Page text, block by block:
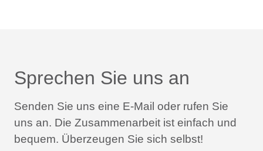
Sprechen Sie uns an
Senden Sie uns eine E-Mail oder rufen Sie
uns an. Die Zusammenarbeit ist einfach und
bequem. Überzeugen Sie sich selbst!